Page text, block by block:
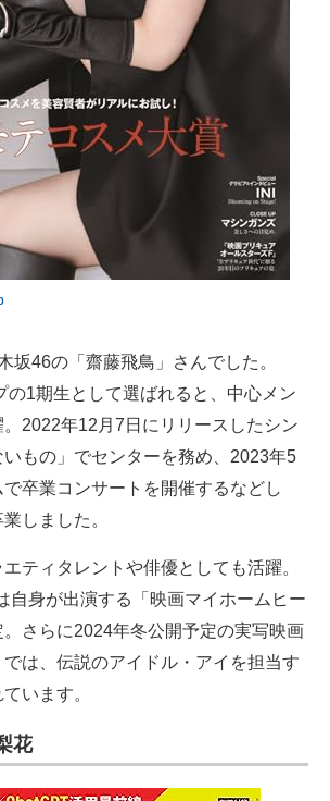
46の「齋藤飛鳥」さんでした。
の1期生として選ばれると、中心メン
2022年12月7日にリリースしたシン
もの」でセンターを務め、2023年5
卒業コンサートを開催するなどし
しました。
ティタレントや俳優としても活躍。
自身が出演する「映画マイホームヒー
。さらに2024年冬公開予定の実写映画
では、伝説のアイドル・アイを担当す
います。
花